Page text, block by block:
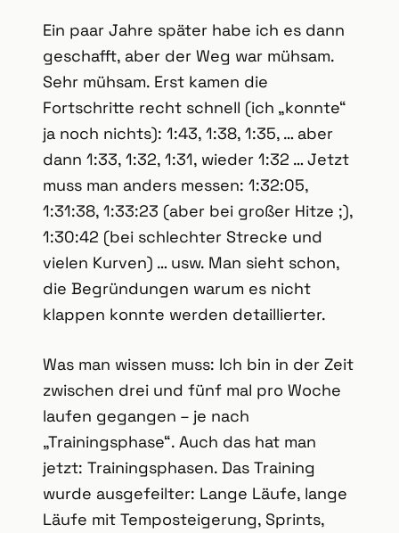
Ein paar Jahre später habe ich es dann
geschafft, aber der Weg war mühsam.
Sehr mühsam. Erst kamen die
Fortschritte recht schnell (ich „konnte“
ja noch nichts): 1:43, 1:38, 1:35, … aber
dann 1:33, 1:32, 1:31, wieder 1:32 … Jetzt
muss man anders messen: 1:32:05,
1:31:38, 1:33:23 (aber bei großer Hitze ;),
1:30:42 (bei schlechter Strecke und
vielen Kurven) … usw. Man sieht schon,
die Begründungen warum es nicht
klappen konnte werden detaillierter.
Was man wissen muss: Ich bin in der Zeit
zwischen drei und fünf mal pro Woche
laufen gegangen – je nach
„Trainingsphase“. Auch das hat man
jetzt: Trainingsphasen. Das Training
wurde ausgefeilter: Lange Läufe, lange
Läufe mit Temposteigerung, Sprints,